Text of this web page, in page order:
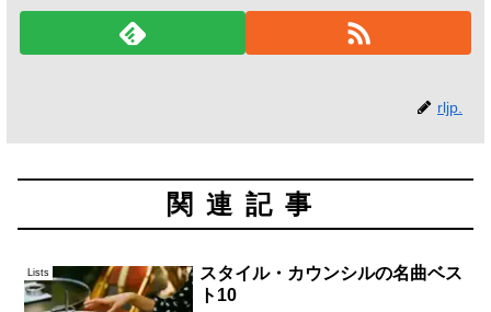
rljp.
関連記事
Lists
スタイル・カウンシルの名曲ベス
ト10